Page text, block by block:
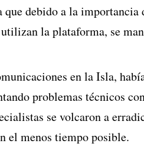
que debido a la
la plataforma, se
en la Isla,
problemas técnicos
se volcaron a
el menos tiempo posible.